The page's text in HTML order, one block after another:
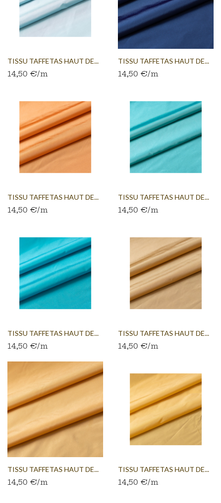
TISSU TAFFETAS HAUT DE...
14,50 €/m
TISSU TAFFETAS HAUT DE...
14,50 €/m
TISSU TAFFETAS HAUT DE...
14,50 €/m
TISSU TAFFETAS HAUT DE...
14,50 €/m
TISSU TAFFETAS HAUT DE...
14,50 €/m
TISSU TAFFETAS HAUT DE...
14,50 €/m
TISSU TAFFETAS HAUT DE...
14,50 €/m
TISSU TAFFETAS HAUT DE...
14,50 €/m